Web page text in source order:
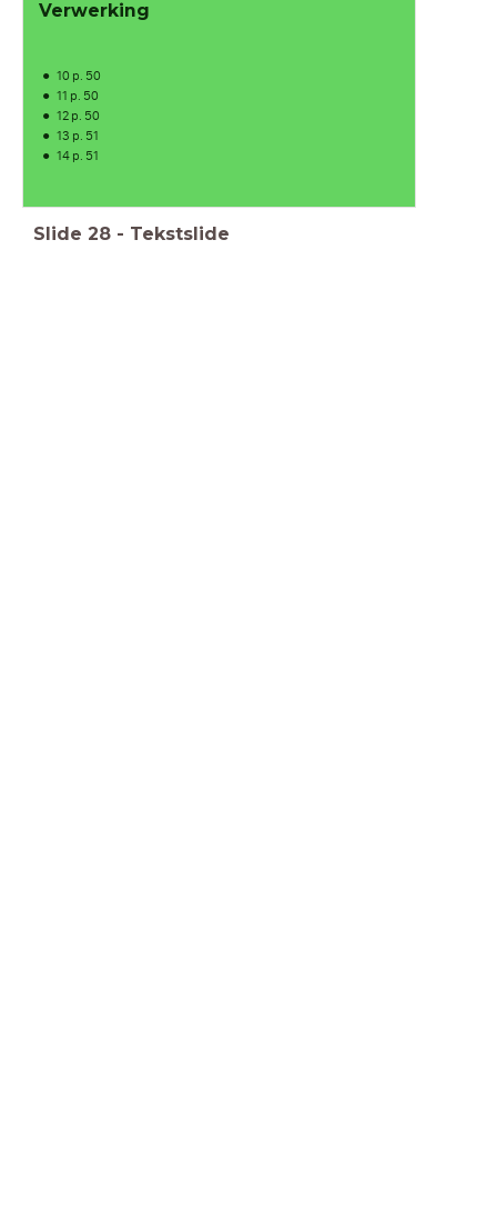
Verwerking
10 p. 50
11 p. 50
12 p. 50
13 p. 51
14 p. 51
Slide 28 - Tekstslide